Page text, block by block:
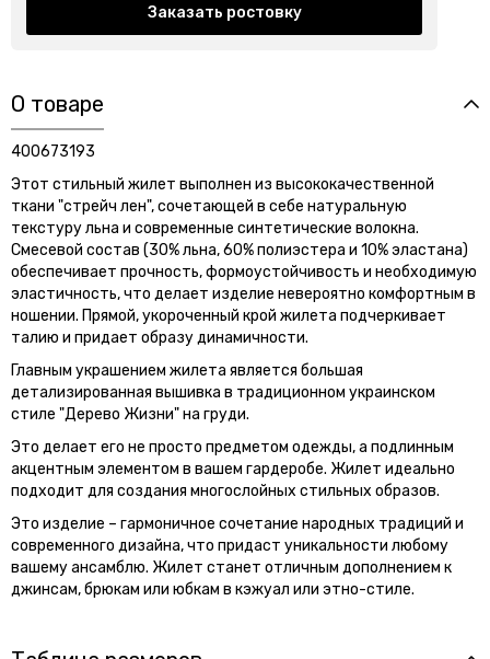
Заказать ростовку
О товаре
400673193
Этот стильный жилет выполнен из высококачественной
ткани "стрейч лен", сочетающей в себе натуральную
текстуру льна и современные синтетические волокна.
Смесевой состав (30% льна, 60% полиэстера и 10% эластана)
обеспечивает прочность, формоустойчивость и необходимую
эластичность, что делает изделие невероятно комфортным в
ношении. Прямой, укороченный крой жилета подчеркивает
талию и придает образу динамичности.
Главным украшением жилета является большая
детализированная вышивка в традиционном украинском
стиле "Дерево Жизни" на груди.
Это делает его не просто предметом одежды, а подлинным
акцентным элементом в вашем гардеробе. Жилет идеально
подходит для создания многослойных стильных образов.
Это изделие – гармоничное сочетание народных традиций и
современного дизайна, что придаст уникальности любому
вашему ансамблю. Жилет станет отличным дополнением к
джинсам, брюкам или юбкам в кэжуал или этно-стиле.